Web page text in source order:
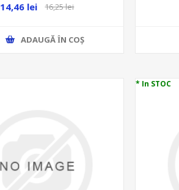
14,46 lei 16,25 lei
ADAUGĂ ȊN COŞ
* In STOC